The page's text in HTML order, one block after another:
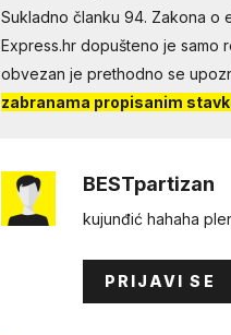
Sukladno članku 94. Zakona o
Express.hr dopušteno je samo
obvezan je prethodno se
zabranama propisanim
BESTpartizan
kujunđić hahaha
PRIJAVI SE